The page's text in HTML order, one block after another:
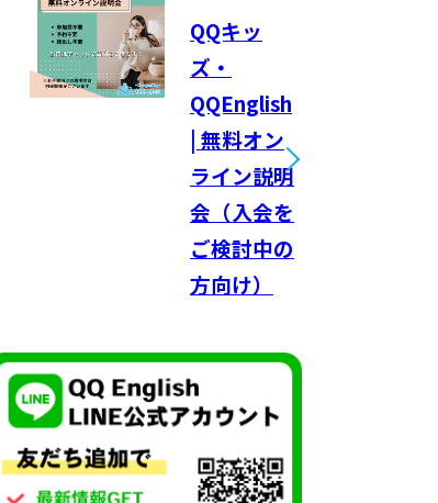
QQキッ
ズ・
QQEnglish
| 無料オン
ライン説明
会（入会を
ご検討中の
方向け）